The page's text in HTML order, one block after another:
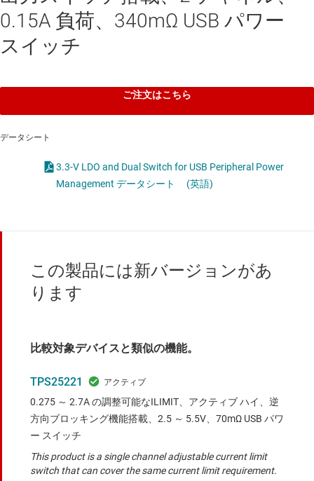
0.15A 負荷、340mΩ USB パワー
スイッチ
ご注文はこちら
データシート
3.3-V LDO and Dual Switch for USB Peripheral Power
Management データシート
(英語)
この製品には新バージョンがあ
ります
比較対象デバイスと類似の機能。
TPS25221
0.275 ～ 2.7A の調整可能なILIMIT、アクティブ ハイ、逆
方向ブロッキング機能搭載、2.5 ～ 5.5V、70mΩ USB パワ
ー スイッチ
This product is a single channel adjustable current limit
switch that can cover the same current limit requirement.